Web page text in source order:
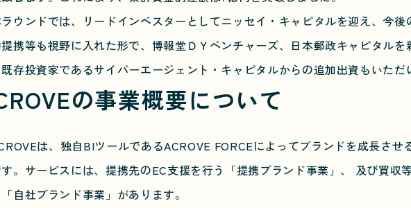
ウンドでは、リードインベスターとしてニッセイ・キャピタルを迎え、今
携等も視野に入れた形で、博報堂ＤＹベンチャーズ、日本郵政キャピタル
存投資家であるサイバーエージェント・キャピタルからの追加出資もいただ
の事業概要について
は、独自BIツールであるACROVE FORCEによってブランドを成長させ
。サービスには、提携先のEC支援を行う「提携ブランド事業」、 及び買収
自社ブランド事業」があります。